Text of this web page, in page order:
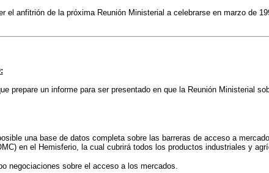
el anfitrión de la próxima Reunión Ministerial a celebrarse en marzo de
prepare un informe para ser presentado en que la Reunión Ministerial
una base de datos completa sobre las barreras de acceso a
en el Hemisferio, la cual cubrirá todos los productos industriales y
negociaciones sobre el acceso a los mercados.